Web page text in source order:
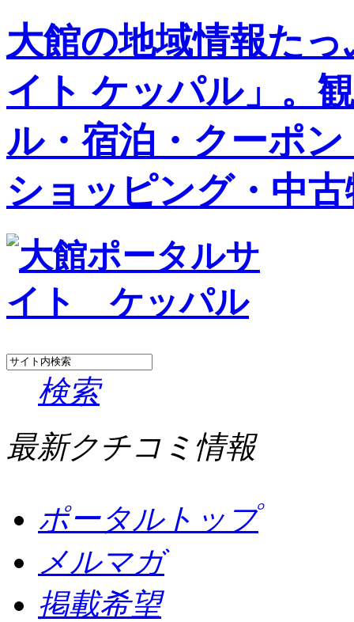
大館の地域情報た
イト ケッパル」。
ル・宿泊・クーポ
ショッピング・中
検索
最新クチコミ情報
ポータルトップ
メルマガ
掲載希望